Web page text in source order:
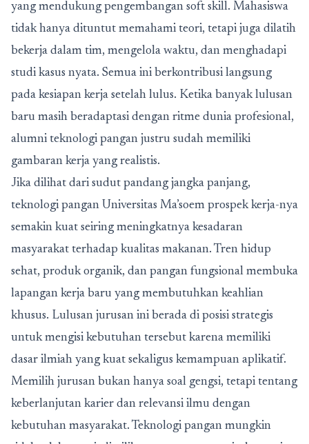
yang mendukung pengembangan soft skill. Mahasiswa
tidak hanya dituntut memahami teori, tetapi juga dilatih
bekerja dalam tim, mengelola waktu, dan menghadapi
studi kasus nyata. Semua ini berkontribusi langsung
pada kesiapan kerja setelah lulus. Ketika banyak lulusan
baru masih beradaptasi dengan ritme dunia profesional,
alumni teknologi pangan justru sudah memiliki
gambaran kerja yang realistis.
Jika dilihat dari sudut pandang jangka panjang,
teknologi pangan Universitas Ma’soem prospek kerja-nya
semakin kuat seiring meningkatnya kesadaran
masyarakat terhadap kualitas makanan. Tren hidup
sehat, produk organik, dan pangan fungsional membuka
lapangan kerja baru yang membutuhkan keahlian
khusus. Lulusan jurusan ini berada di posisi strategis
untuk mengisi kebutuhan tersebut karena memiliki
dasar ilmiah yang kuat sekaligus kemampuan aplikatif.
Memilih jurusan bukan hanya soal gengsi, tetapi tentang
keberlanjutan karier dan relevansi ilmu dengan
kebutuhan masyarakat. Teknologi pangan mungkin